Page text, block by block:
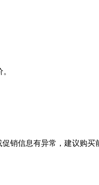
销信息有异常，建议购买